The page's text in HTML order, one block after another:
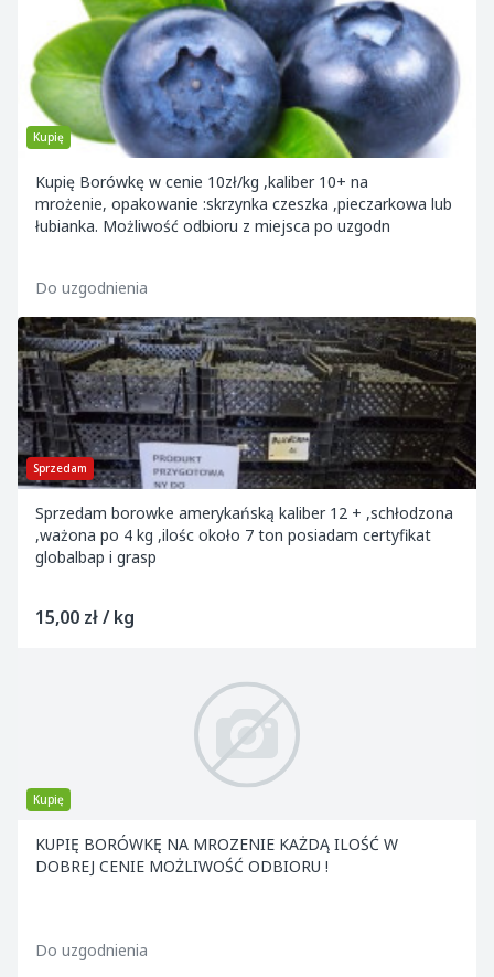
Kupię
Kupię Borówkę w cenie 10zł/kg ,kaliber 10+ na
mrożenie, opakowanie :skrzynka czeszka ,pieczarkowa lub
łubianka. Możliwość odbioru z miejsca po uzgodn
Do uzgodnienia
Sprzedam
Sprzedam borowke amerykańską kaliber 12 + ,schłodzona
,ważona po 4 kg ,ilośc około 7 ton posiadam certyfikat
globalbap i grasp
15,00 zł / kg
Kupię
KUPIĘ BORÓWKĘ NA MROZENIE KAŻDĄ ILOŚĆ W
DOBREJ CENIE MOŻLIWOŚĆ ODBIORU !
Do uzgodnienia